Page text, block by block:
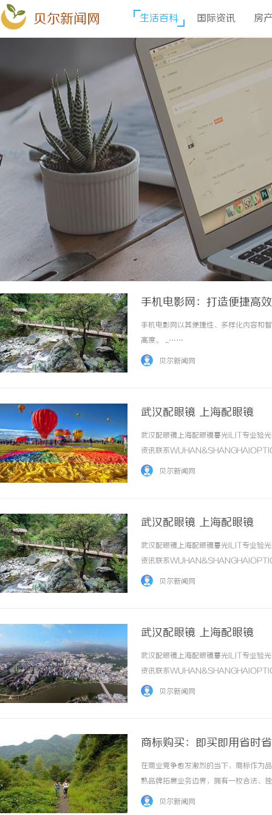
贝尔新闻网 生活百科 国际资讯 房
手机电影网：打造便捷高
手机电影网以其便捷性、多样化内容和
高度。 ...……
贝尔新闻网
武汉配眼镜 上海配眼镜
武汉配眼镜上海配眼镜暮光ILIT专业验
资讯联系
品牌，现于武汉与上海设有4家门店。
贝尔新闻网
武汉配眼镜 上海配眼镜
武汉配眼镜上海配眼镜暮光ILIT专业验
资讯联系
品牌，现于武汉与上海设有4家门店。
贝尔新闻网
武汉配眼镜 上海配眼镜
武汉配眼镜上海配眼镜暮光ILIT专业验
资讯联系
品牌，现于武汉与上海设有4家门店。
贝尔新闻网
商标购买：即买即用省时
在商业竞争愈发激烈的当下，商标作为
熟品牌拓展业务边界，拥有一枚合法、
错失市场先机。此时，商标购买以其“
贝尔新闻网
步履赴京华 逐光赴山海
学圆满收官